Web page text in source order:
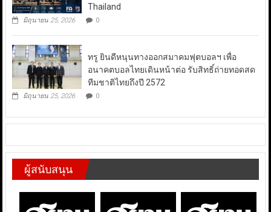
Thailand
มิถุนายน 25, 2026 0
ทรู ยินดีหนุนทางออกสมาคมฟุตบอลฯ เพื่อ
อนาคตบอลไทยเดินหน้าต่อ รับสิทธิ์ถ่ายทอดสด
ทีมชาติไทยถึงปี 2572
มิถุนายน 25, 2026 0
ผู้สนับสนุน